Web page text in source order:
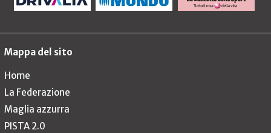
Mappa del sito
Home
La Federazione
Maglia azzurra
PISTA 2.0